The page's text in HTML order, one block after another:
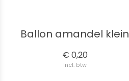
Ballon amandel klein
€ 0,20
Incl. btw